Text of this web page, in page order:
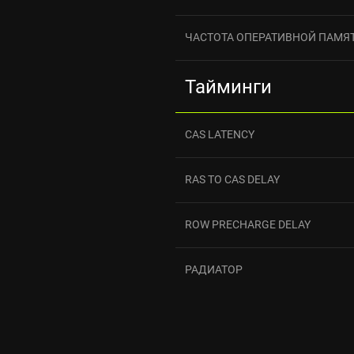
ЧАСТОТА ОПЕРАТИВНОЙ
Тайминги
CAS LATENCY
RAS TO CAS DELAY
ROW PRECHARGE DELAY
РАДИАТОР